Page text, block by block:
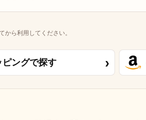
ら利用してください。
ングで探す ›